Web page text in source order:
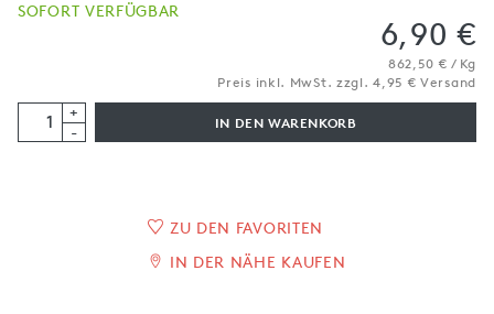
SOFORT VERFÜGBAR
6,90 €
862,50 € / Kg
Preis inkl. MwSt. zzgl. 4,95 € Versand
+
-
IN DEN WARENKORB
ZU DEN FAVORITEN
IN DER NÄHE KAUFEN